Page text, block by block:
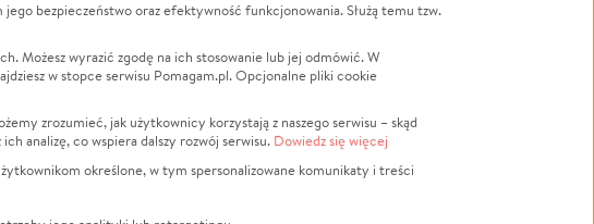
Leczenie
Zwierzęta
Pożar
Sport
Pomoc Finansowa
Pogrzeb
LGBTQ+
Powódź
Wichura
Religia
Edukacja
bezpieczeństwo oraz efektywność funkcjonowania. Służą temu tzw.
Możesz wyrazić zgodę na ich stosowanie lub jej odmówić. W
w stopce serwisu Pomagam.pl. Opcjonalne pliki cookie
zrozumieć, jak użytkownicy korzystają z naszego serwisu – skąd
analizę, co wspiera dalszy rozwój serwisu. Dowiedz się więcej
określone, w tym spersonalizowane komunikaty i treści